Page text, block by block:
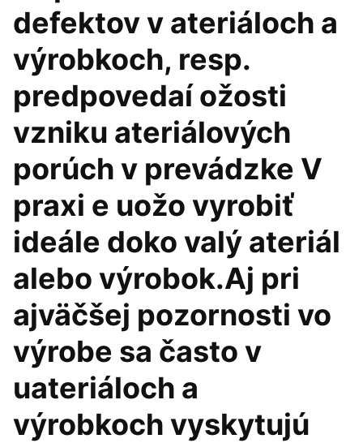
defektov v ateriáloch a
výrobkoch, resp.
predpovedaí ožosti
vzniku ateriálových
porúch v prevádzke V
praxi e uožo vyrobiť
ideále doko valý ateriál
alebo výrobok.Aj pri
ajväčšej pozornosti vo
výrobe sa často v
uateriáloch a
výrobkoch vyskytujú